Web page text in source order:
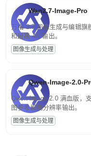
Wan2.7-Image-Pro
万相 2.7 图像生成与编辑旗
和最高 4K 输出。
图像生成与处理
Qwen-Image-2.0-
Qwen-Image-2.0 满血版，
图参考和高分辨率输出。
图像生成与处理